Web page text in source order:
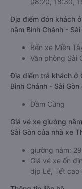
Địa điểm đón khách
nằm Bình Chánh -
Bến xe Miền
Văn phòng Sài
Địa điểm trả khách ở
Bình Chánh - Sài
Đầm Cùng
Giá vé xe giường
Sài Gòn của nhà xe
giường nằm:
Giá vé xe ổn
dịp Lễ, Tết cao